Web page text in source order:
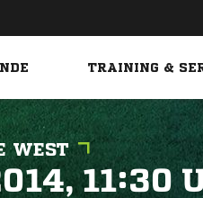
TRAINING &
WEST
 